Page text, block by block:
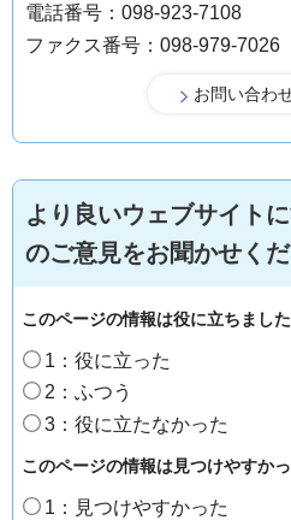
電話番号：098-923-7108
ファクス番号：098-979-7026
より良いウェブサイト
のご意見をお聞かせく
このページの情報は役に立ちまし
1：役に立った
2：ふつう
3：役に立たなかった
このページの情報は見つけやすか
1：見つけやすかった